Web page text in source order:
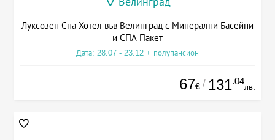
Луксозен Спа Хотел във Велинград с Минерални Басейни
и СПА Пакет
Дата: 28.07 - 23.12 + полупансион
67€ / 131.04
лв.